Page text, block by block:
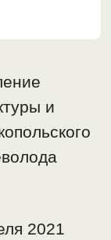
и
2021